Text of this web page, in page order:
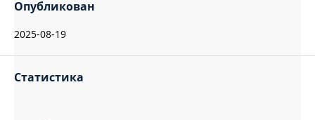
Опубликован
2025-08-19
Статистика